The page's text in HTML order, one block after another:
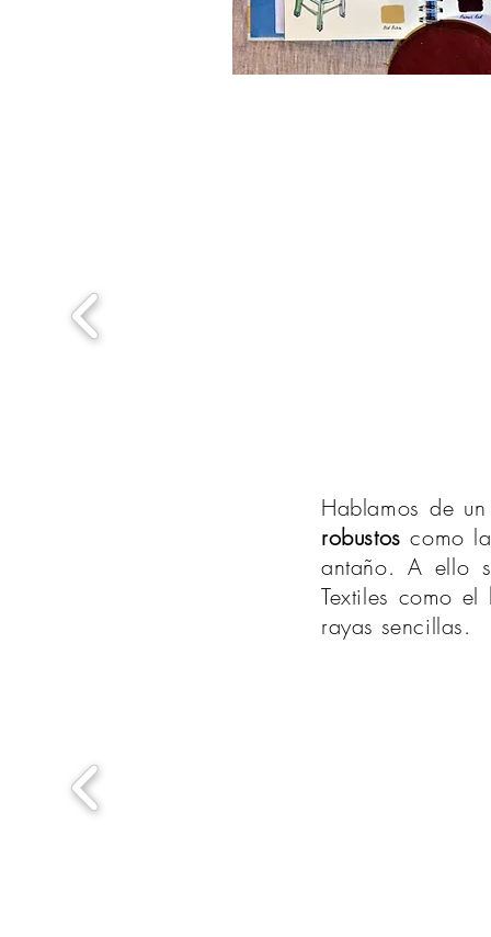
Hablamos de
robustoscomo
antaño. A ello
Textiles como el
rayas sencillas.